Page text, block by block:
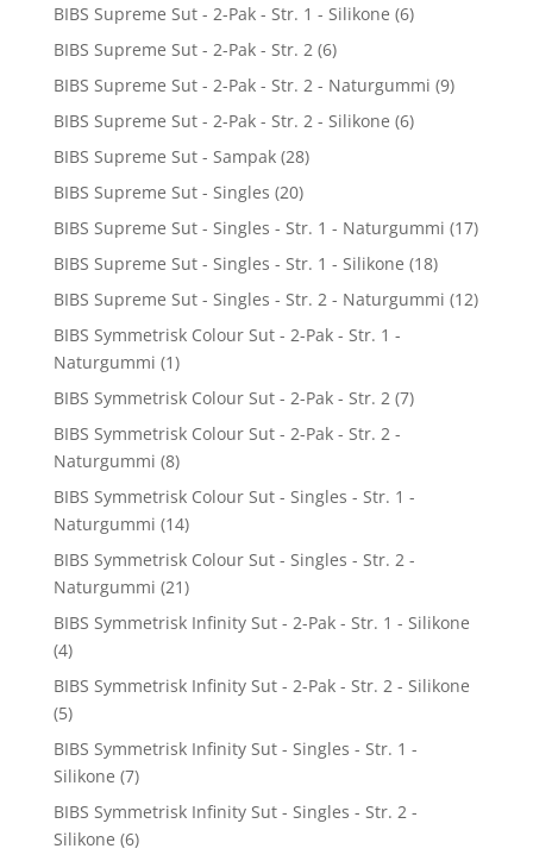
BIBS Supreme Sut - 2-Pak - Str. 1 - Silikone (6)
BIBS Supreme Sut - 2-Pak - Str. 2 (6)
BIBS Supreme Sut - 2-Pak - Str. 2 - Naturgummi (9)
BIBS Supreme Sut - 2-Pak - Str. 2 - Silikone (6)
BIBS Supreme Sut - Sampak (28)
BIBS Supreme Sut - Singles (20)
BIBS Supreme Sut - Singles - Str. 1 - Naturgummi (17)
BIBS Supreme Sut - Singles - Str. 1 - Silikone (18)
BIBS Supreme Sut - Singles - Str. 2 - Naturgummi (12)
BIBS Symmetrisk Colour Sut - 2-Pak - Str. 1 -
Naturgummi (1)
BIBS Symmetrisk Colour Sut - 2-Pak - Str. 2 (7)
BIBS Symmetrisk Colour Sut - 2-Pak - Str. 2 -
Naturgummi (8)
BIBS Symmetrisk Colour Sut - Singles - Str. 1 -
Naturgummi (14)
BIBS Symmetrisk Colour Sut - Singles - Str. 2 -
Naturgummi (21)
BIBS Symmetrisk Infinity Sut - 2-Pak - Str. 1 - Silikone
(4)
BIBS Symmetrisk Infinity Sut - 2-Pak - Str. 2 - Silikone
(5)
BIBS Symmetrisk Infinity Sut - Singles - Str. 1 -
Silikone (7)
BIBS Symmetrisk Infinity Sut - Singles - Str. 2 -
Silikone (6)